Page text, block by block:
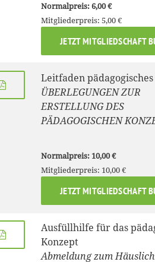
Normalpreis: 6,00 €
Mitgliederpreis: 5,00 €
JETZT MITGLIEDSCHAFT
Leitfaden
ÜBERLEGUNGEN ZUR
ERSTELLUNG DES
PÄDAGOGISCHEN
Normalpreis: 10,00 €
Mitgliederpreis: 10,00 €
JETZT MITGLIEDSCHAFT
Ausfüllhilfe für das
Konzept
Abmeldung zum